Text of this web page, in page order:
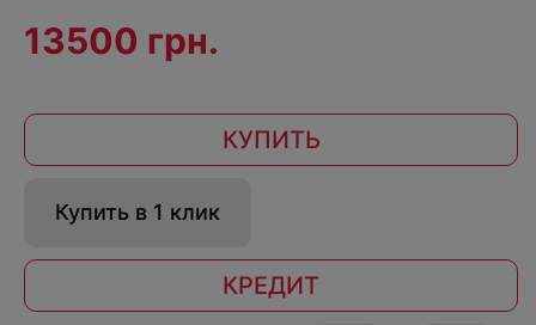
13500 грн.
КУПИТЬ
Купить в 1 клик
КРЕДИТ